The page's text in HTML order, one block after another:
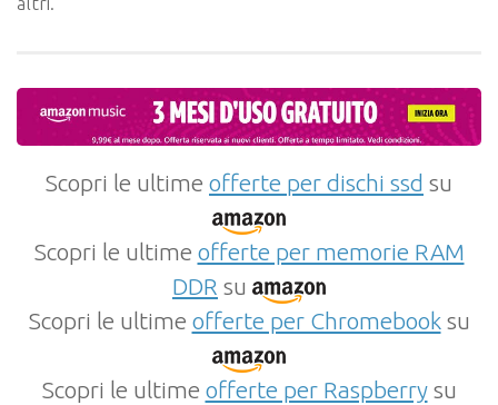
Scopri le ultime offerte per dischi ssd su
Scopri le ultime offerte per memorie RAM
DDR su
Scopri le ultime offerte per Chromebooksu
Scopri le ultime offerte per Raspberrysu